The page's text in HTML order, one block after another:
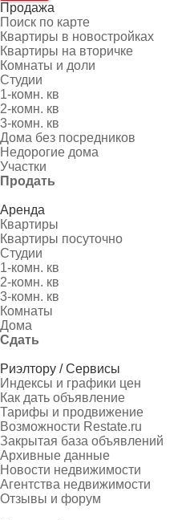
Продажа
Поиск по карте
Квартиры в новостройках
Квартиры на вторичке
Комнаты и доли
Студии
1-комн. кв
2-комн. кв
3-комн. кв
Дома без посредников
Недорогие дома
Участки
Продать
Аренда
Квартиры
Квартиры посуточно
Студии
1-комн. кв
2-комн. кв
3-комн. кв
Комнаты
Дома
Сдать
Риэлтору / Сервисы
Индексы и графики цен
Как дать объявление
Тарифы и продвижение
Возможности Restate.ru
Закрытая база объявлений
Архивные данные
Новости недвижимости
Агентства недвижимости
Отзывы и форум